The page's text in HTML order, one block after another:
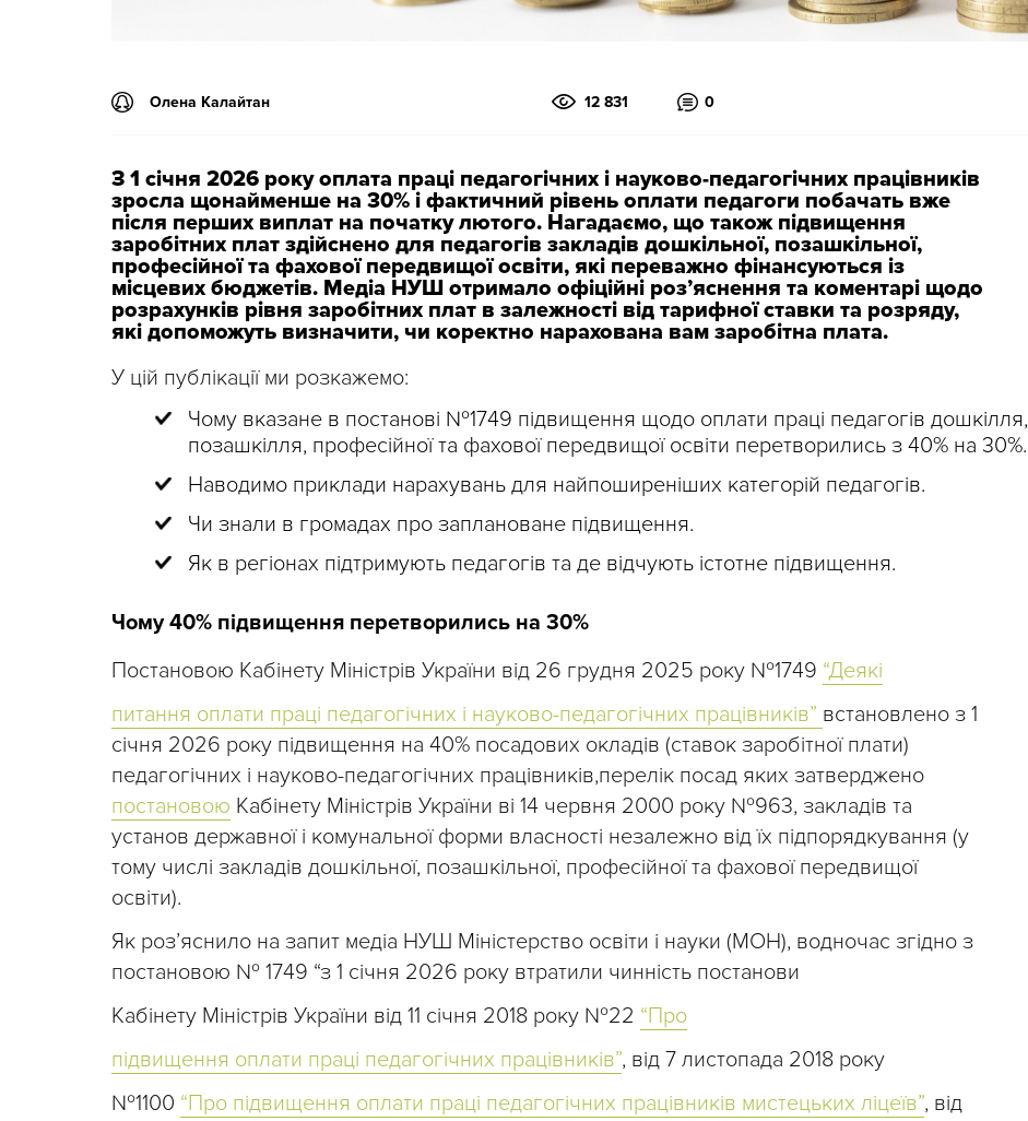
Олена Калайтан 12 831 0
З 1 січня 2026 року оплата праці педагогічних і науково-педагогічних працівників
зросла щонайменше на 30% і фактичний рівень оплати педагоги побачать вже
після перших виплат на початку лютого. Нагадаємо, що також підвищення
заробітних плат здійснено для педагогів закладів дошкільної, позашкільної,
професійної та фахової передвищої освіти, які переважно фінансуються із
місцевих бюджетів. Медіа НУШ отримало офіційні роз’яснення та коментарі щодо
розрахунків рівня заробітних плат в залежності від тарифної ставки та розряду,
які допоможуть визначити, чи коректно нарахована вам заробітна плата.
У цій публікації ми розкажемо:
Чому вказане в постанові №1749 підвищення щодо оплати праці педагогів дошкілля,
позашкілля, професійної та фахової передвищої освіти перетворились з 40% на 30%.
Наводимо приклади нарахувань для найпоширеніших категорій педагогів.
Чи знали в громадах про заплановане підвищення.
Як в регіонах підтримують педагогів та де відчують істотне підвищення.
Чому 40% підвищення перетворились на 30%
Постановою Кабінету Міністрів України від 26 грудня 2025 року №1749 “Деякі
питання оплати праці педагогічних і науково-педагогічних працівників” встановлено з 1
січня 2026 року підвищення на 40% посадових окладів (ставок заробітної плати)
педагогічних і науково-педагогічних працівників,перелік посад яких затверджено
постановою Кабінету Міністрів України ві 14 червня 2000 року №963, закладів та
установ державної і комунальної форми власності незалежно від їх підпорядкування (у
тому числі закладів дошкільної, позашкільної, професійної та фахової передвищої
освіти).
Як роз’яснило на запит медіа НУШ Міністерство освіти і науки (МОН), водночас згідно з
постановою № 1749 “з 1 січня 2026 року втратили чинність постанови
Кабінету Міністрів України від 11 січня 2018 року №22 “Про
підвищення оплати праці педагогічних працівників”, від 7 листопада 2018 року
№1100 “Про підвищення оплати праці педагогічних працівників мистецьких ліцеїв”, від